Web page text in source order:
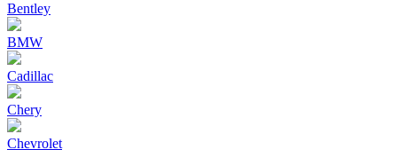
Bentley
BMW
Cadillac
Chery
Chevrolet